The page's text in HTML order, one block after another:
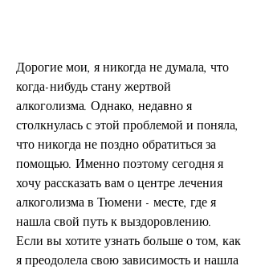
Дорогие мои, я никогда не думала, что
когда-нибудь стану жертвой
алкоголизма. Однако, недавно я
столкнулась с этой проблемой и поняла,
что никогда не поздно обратиться за
помощью. Именно поэтому сегодня я
хочу рассказать вам о центре лечения
алкоголизма в Тюмени - месте, где я
нашла свой путь к выздоровлению.
Если вы хотите узнать больше о том, как
я преодолела свою зависимость и нашла